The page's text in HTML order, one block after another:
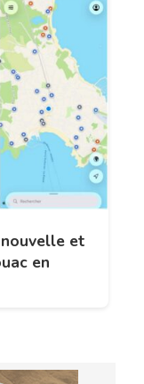
et
en